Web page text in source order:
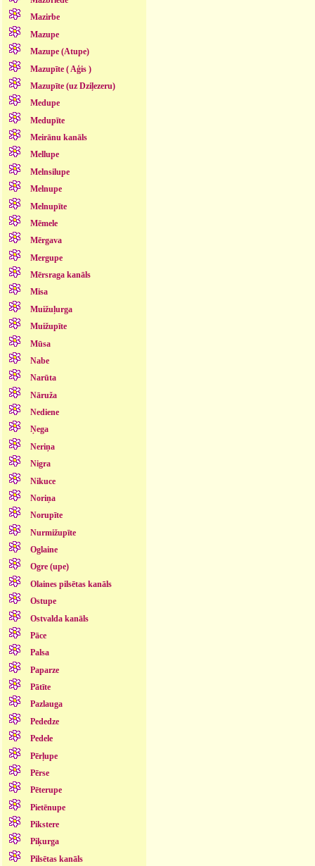
Mazirbe
Mazupe
Mazupe (Atupe)
Mazupīte ( Aģis )
Mazupīte (uz Dziļezeru)
Medupe
Medupīte
Meirānu kanāls
Mellupe
Melnsilupe
Melnupe
Melnupīte
Mēmele
Mērgava
Mergupe
Mērsraga kanāls
Misa
Muižuļurga
Muižupīte
Mūsa
Nabe
Narūta
Nāruža
Nediene
Ņega
Neriņa
Nigra
Nikuce
Noriņa
Norupīte
Nurmižupīte
Oglaine
Ogre (upe)
Olaines pilsētas kanāls
Ostupe
Ostvalda kanāls
Pāce
Palsa
Paparze
Pātīte
Pazlauga
Pededze
Pedele
Pērļupe
Pērse
Pēterupe
Pietēnupe
Pikstere
Piķurga
Pilsētas kanāls